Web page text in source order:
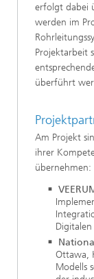
erfolgt dabei
werden im
Projektarbeit
überführt
Am Projekt
ihrer
übernehmen:
Ottawa,
Modells